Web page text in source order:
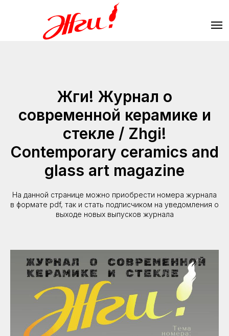
Жги! Журнал о
современной керамике и
стекле / Zhgi!
Contemporary ceramics and
glass art magazine
На данной странице можно приобрести номера журнала
в формате pdf, так и стать подписчиком на уведомления о
выходе новых выпусков журнала